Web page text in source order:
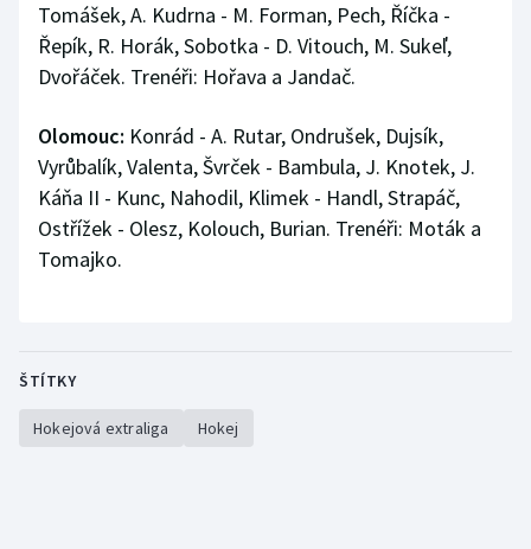
Tomášek, A. Kudrna - M. Forman, Pech, Říčka -
Řepík, R. Horák, Sobotka - D. Vitouch, M. Sukeľ,
Dvořáček. Trenéři: Hořava a Jandač.
Olomouc: Konrád - A. Rutar, Ondrušek, Dujsík,
Vyrůbalík, Valenta, Švrček - Bambula, J. Knotek, J.
Káňa II - Kunc, Nahodil, Klimek - Handl, Strapáč,
Ostřížek - Olesz, Kolouch, Burian. Trenéři: Moták a
Tomajko.
ŠTÍTKY
Hokejová extraliga Hokej